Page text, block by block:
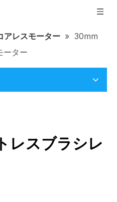
アレスモーター » 30mm
ーター
レスブラシレ